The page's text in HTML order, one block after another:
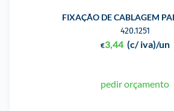
FIXAÇÃO DE CABLAGEM
420.1251
€3,44 (c/ iva)/un
pedir orçamento